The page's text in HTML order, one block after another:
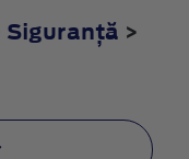
Siguranţă >